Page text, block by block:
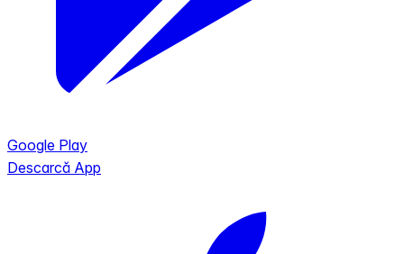
Google Play
Descarcă App